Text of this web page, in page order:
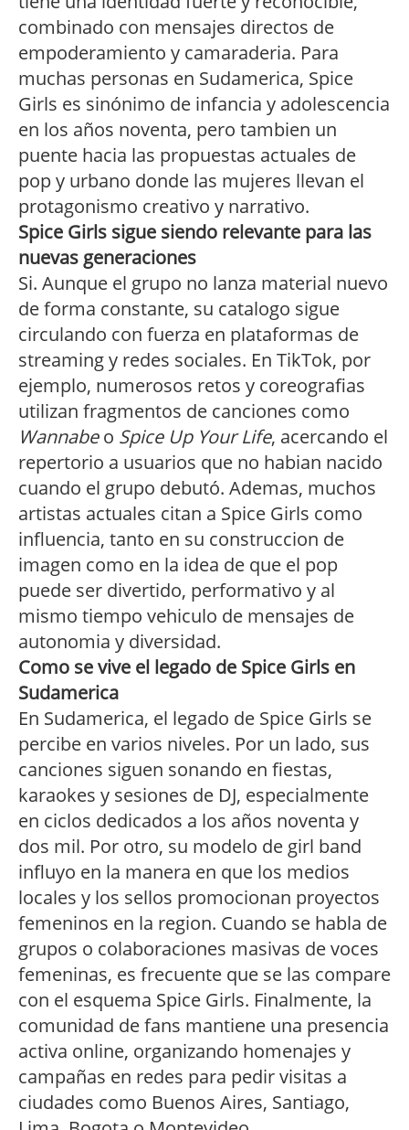
combinado con mensajes directos de
empoderamiento y camaraderia. Para
muchas personas en Sudamerica, Spice
Girls es sinónimo de infancia y adolescencia
en los años noventa, pero tambien un
puente hacia las propuestas actuales de
pop y urbano donde las mujeres llevan el
protagonismo creativo y narrativo.
Spice Girls sigue siendo relevante para las
nuevas generaciones
Si. Aunque el grupo no lanza material nuevo
de forma constante, su catalogo sigue
circulando con fuerza en plataformas de
streaming y redes sociales. En TikTok, por
ejemplo, numerosos retos y coreografias
utilizan fragmentos de canciones como
Wannabeo Spice Up Your Life, acercando el
repertorio a usuarios que no habian nacido
cuando el grupo debutó. Ademas, muchos
artistas actuales citan a Spice Girls como
influencia, tanto en su construccion de
imagen como en la idea de que el pop
puede ser divertido, performativo y al
mismo tiempo vehiculo de mensajes de
autonomia y diversidad.
Como se vive el legado de Spice Girls en
Sudamerica
En Sudamerica, el legado de Spice Girls se
percibe en varios niveles. Por un lado, sus
canciones siguen sonando en fiestas,
karaokes y sesiones de DJ, especialmente
en ciclos dedicados a los años noventa y
dos mil. Por otro, su modelo de girl band
influyo en la manera en que los medios
locales y los sellos promocionan proyectos
femeninos en la region. Cuando se habla de
grupos o colaboraciones masivas de voces
femeninas, es frecuente que se las compare
con el esquema Spice Girls. Finalmente, la
comunidad de fans mantiene una presencia
activa online, organizando homenajes y
campañas en redes para pedir visitas a
ciudades como Buenos Aires, Santiago,